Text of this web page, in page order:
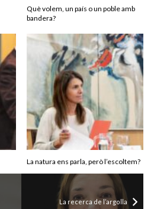
Què volem, un país o un poble amb
bandera?
La natura ens parla, però l’escoltem?
La recerca de l’argolla